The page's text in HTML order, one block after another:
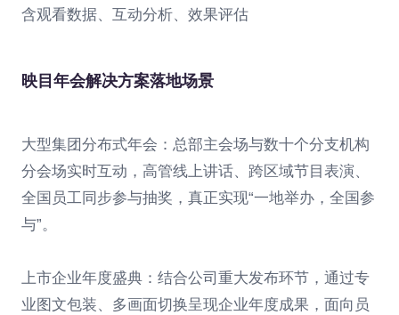
含观看数据、互动分析、效果评估
映目年会解决方案落地场景
大型集团分布式年会：总部主会场与数十个分支机构
分会场实时互动，高管线上讲话、跨区域节目表演、
全国员工同步参与抽奖，真正实现“一地举办，全国参
与”。
上市企业年度盛典：结合公司重大发布环节，通过专
业图文包装、多画面切换呈现企业年度成果，面向员